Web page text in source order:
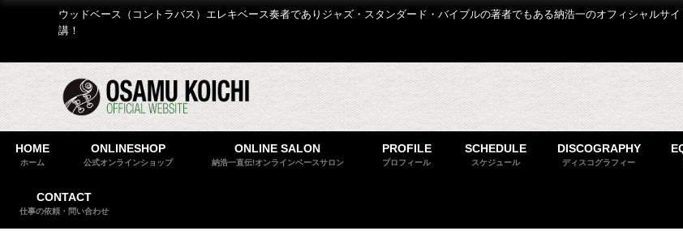
ウッドベース（コントラバス）エレキベース奏者でありジャズ・スタンダード・バイブルの著者でもある納浩一のオフィシャルサ
講！
HOME
ホーム
ONLINESHOP
公式オンラインショップ
ONLINE SALON
納浩一直伝!オンラインベースサロン
PROFILE
プロフィール
SCHEDULE
スケジュール
DISCOGRAPHY
ディスコグラフィー
CONTACT
仕事の依頼・問い合わせ